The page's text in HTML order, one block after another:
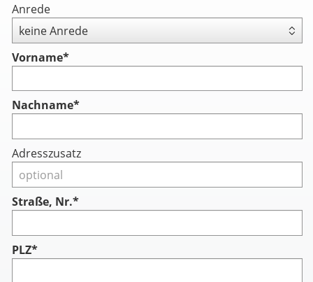
Anrede
Vorname*
Nachname*
Adresszusatz
Straße, Nr.*
PLZ*